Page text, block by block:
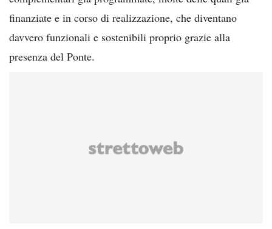
finanziate e in corso di realizzazione, che diventano
davvero funzionali e sostenibili proprio grazie alla
presenza del Ponte.